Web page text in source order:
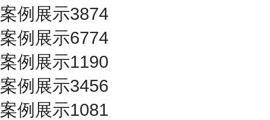
案例展示3874
案例展示6774
案例展示1190
案例展示3456
案例展示1081